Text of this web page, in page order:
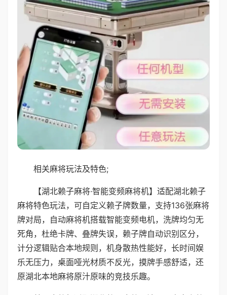
相关麻将玩法及特色;
【湖北赖子麻将·智能变频麻将机】适配湖北赖子
麻将特色玩法，可自定义赖子牌数量，支持136张麻将
牌对局，自动麻将机搭载智能变频电机，洗牌均匀无
死角，杜绝卡牌、叠牌失误，赖子牌自动识别区分，
计分逻辑贴合本地规则，机身散热性能好，长时间娱
乐无压力，桌面哑光材质不反光，摸牌手感舒适，还
原湖北本地麻将原汁原味的竞技乐趣。